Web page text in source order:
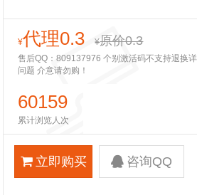
¥代理0.3 ¥原价0.3
售后QQ：809137976 个别激活码不支持退换
问题 介意请勿购！
60159
累计浏览人次
立即购买 咨询QQ